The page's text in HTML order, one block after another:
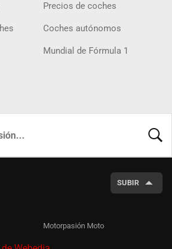
Precios de coches
Coches autónomos
Mundial de Fórmula 1
SUBIR
Motorpasión Moto